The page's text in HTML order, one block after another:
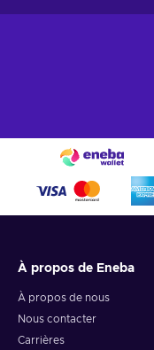
À propos de Eneba
À propos de nous
Nous contacter
Carrières